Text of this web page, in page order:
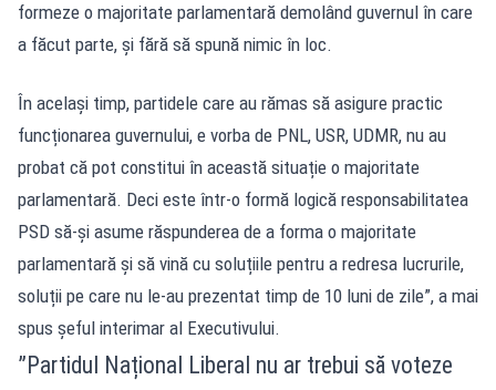
formeze o majoritate parlamentară demolând guvernul în care
a făcut parte, și fără să spună nimic în loc.
În același timp, partidele care au rămas să asigure practic
funcționarea guvernului, e vorba de PNL, USR, UDMR, nu au
probat că pot constitui în această situație o majoritate
parlamentară. Deci este într-o formă logică responsabilitatea
PSD să-și asume răspunderea de a forma o majoritate
parlamentară și să vină cu soluțiile pentru a redresa lucrurile,
soluții pe care nu le-au prezentat timp de 10 luni de zile”, a mai
spus șeful interimar al Executivului.
”Partidul Național Liberal nu ar trebui să voteze